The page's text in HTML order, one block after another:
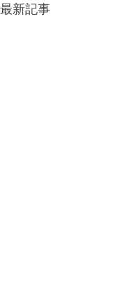
最新記事